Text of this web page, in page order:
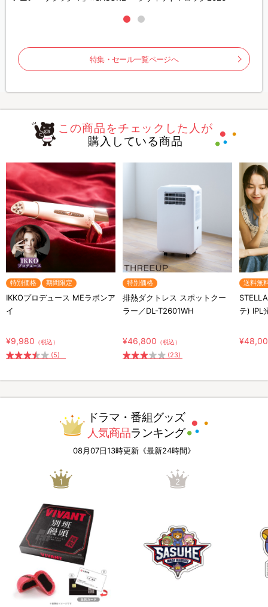
特集・セール一覧ページへ
この商品をチェックした人が
購入している商品
特別価格 期間限定
IKKOプロデュース MEラボンア
イ
¥9,980 （税込）
(5)
特別価格
排熱ダクトレス スポットクー
ラー／DL-T2601WH
¥46,800 （税込）
(23)
送料無
テ) IPL
ドラマ・番組グッズ
人気商品ランキング
08月07日13時更新《最新24時間》
1 2